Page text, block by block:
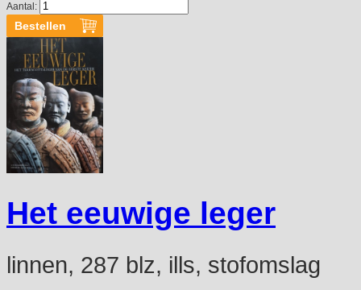
Aantal:
Het eeuwige leger
linnen, 287 blz, ills, stofomslag